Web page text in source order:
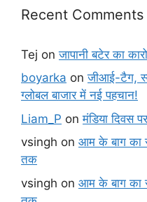
Recent Comments
Tej onजापानी बटेर का
boyarka onजीआई-टैग,
ग्लोबल बाजार में नई पहचान!
Liam_P onमंडिया दिवस
vsingh on आम के बाग का
तक
vsingh on आम के बाग का